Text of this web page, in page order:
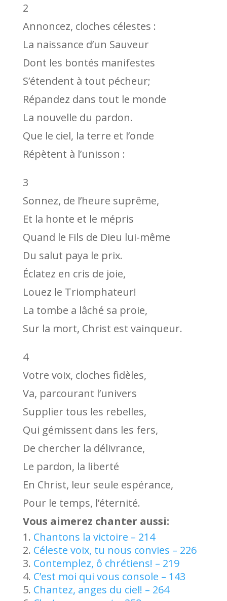
2
Annoncez, cloches célestes :
La naissance d’un Sauveur
Dont les bontés manifestes
S’étendent à tout pécheur;
Répandez dans tout le monde
La nouvelle du pardon.
Que le ciel, la terre et l’onde
Répètent à l’unisson :
3
Sonnez, de l’heure suprême,
Et la honte et le mépris
Quand le Fils de Dieu lui-même
Du salut paya le prix.
Éclatez en cris de joie,
Louez le Triomphateur!
La tombe a lâché sa proie,
Sur la mort, Christ est vainqueur.
4
Votre voix, cloches fidèles,
Va, parcourant l’univers
Supplier tous les rebelles,
Qui gémissent dans les fers,
De chercher la délivrance,
Le pardon, la liberté
En Christ, leur seule espérance,
Pour le temps, l’éternité.
Vous aimerez chanter aussi:
Chantons la victoire – 214
Céleste voix, tu nous convies – 226
Contemplez, ô chrétiens! – 219
C’est moi qui vous console – 143
Chantez, anges du ciel! – 264